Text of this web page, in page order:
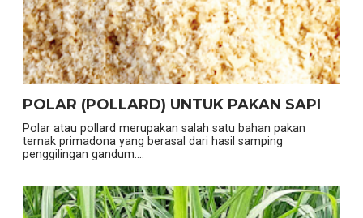
POLAR (POLLARD) UNTUK PAKAN SAPI
Polar atau pollard merupakan salah satu bahan pakan
ternak primadona yang berasal dari hasil samping
penggilingan gandum....